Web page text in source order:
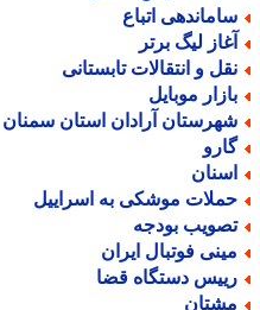
اتباع
لیگ برتر
و انتقالات تابستانی
موبایل
آرادان استان سمنان
موشکی به اسراییل
بودجه
فوتبال ایران
دستگاه قضا